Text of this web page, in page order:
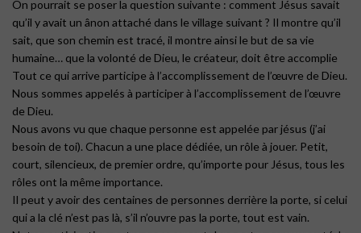
On pourrait se poser la question suivante : comment Jésus savait
qu’il y avait un ânon attaché dans le village suivant ? Il montre qu’il
sait, que son chemin est tracé, il montre ainsi le but de sa vie
humaine… que la volonté de Dieu, le créateur, doit être accomplie
Tout ce qui arrive participe à l’accomplissement de l’œuvre de Dieu.
Nous sommes appelés à participer à l’accomplissement de l’œuvre
de Dieu.
Nous avons vu que chaque personne est appelée par jésus (j’ai
besoin de toi). Chacun a une place dédiée, un rôle à jouer. Petit,
court, silencieux, de premier ordre, qu’importe pour Jésus, tous les
rôles ont la même importance.
Il peut y avoir des centaines de personnes derrière la porte, si celui
qui a la clé n’est pas là, s’il n’ouvre pas la porte, tout est vain.